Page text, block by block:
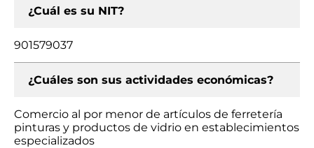
¿Cuál es su NIT?
901579037
¿Cuáles son sus actividades económicas?
Comercio al por menor de artículos de ferretería
pinturas y productos de vidrio en establecimientos
especializados